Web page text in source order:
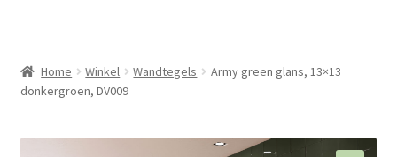
Mozaïekvellen
Home Winkel Wandtegels
Army green glans, 13×13
donkergroen, DV009